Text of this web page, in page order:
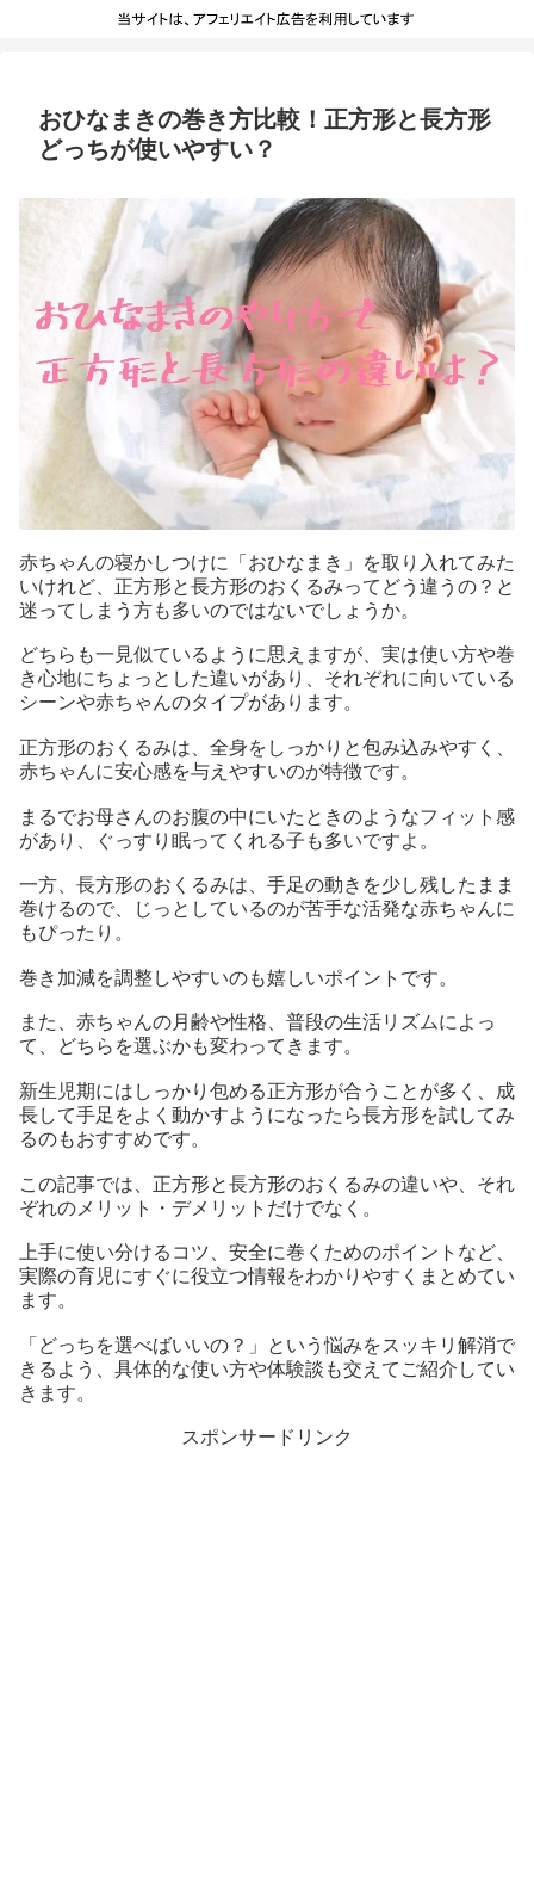
おひなまきの巻き方比較！正方形と長方形
どっちが使いやすい？
赤ちゃんの寝かしつけに「おひなまき」を取り入れてみた
いけれど、正方形と長方形のおくるみってどう違うの？と
迷ってしまう方も多いのではないでしょうか。
どちらも一見似ているように思えますが、実は使い方や巻
き心地にちょっとした違いがあり、それぞれに向いている
シーンや赤ちゃんのタイプがあります。
正方形のおくるみは、全身をしっかりと包み込みやすく、
赤ちゃんに安心感を与えやすいのが特徴です。
まるでお母さんのお腹の中にいたときのようなフィット感
があり、ぐっすり眠ってくれる子も多いですよ。
一方、長方形のおくるみは、手足の動きを少し残したまま
巻けるので、じっとしているのが苦手な活発な赤ちゃんに
もぴったり。
巻き加減を調整しやすいのも嬉しいポイントです。
また、赤ちゃんの月齢や性格、普段の生活リズムによっ
て、どちらを選ぶかも変わってきます。
新生児期にはしっかり包める正方形が合うことが多く、成
長して手足をよく動かすようになったら長方形を試してみ
るのもおすすめです。
この記事では、正方形と長方形のおくるみの違いや、それ
ぞれのメリット・デメリットだけでなく。
上手に使い分けるコツ、安全に巻くためのポイントなど、
実際の育児にすぐに役立つ情報をわかりやすくまとめてい
ます。
「どっちを選べばいいの？」という悩みをスッキリ解消で
きるよう、具体的な使い方や体験談も交えてご紹介してい
きます。
スポンサードリンク